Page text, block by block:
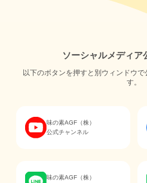
ソーシャルメディア
以下のボタンを押すと別ウィンドウ
す。
味の素AGF（株）
公式チャンネル
味の素AGF（株）